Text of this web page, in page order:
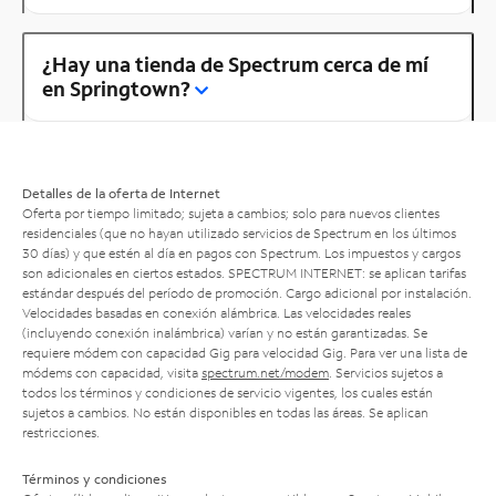
¿Hay una tienda de Spectrum cerca de mí
en Springtown?
Detalles de la oferta de Internet
Oferta por tiempo limitado; sujeta a cambios; solo para nuevos clientes
residenciales (que no hayan utilizado servicios de Spectrum en los últimos
30 días) y que estén al día en pagos con Spectrum. Los impuestos y cargos
son adicionales en ciertos estados. SPECTRUM INTERNET: se aplican tarifas
estándar después del período de promoción. Cargo adicional por instalación.
Velocidades basadas en conexión alámbrica. Las velocidades reales
(incluyendo conexión inalámbrica) varían y no están garantizadas. Se
requiere módem con capacidad Gig para velocidad Gig. Para ver una lista de
módems con capacidad, visita spectrum.net/modem . Servicios sujetos a
todos los términos y condiciones de servicio vigentes, los cuales están
sujetos a cambios. No están disponibles en todas las áreas. Se aplican
restricciones.
Términos y condiciones